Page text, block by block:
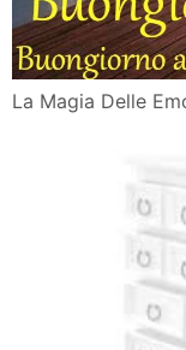
La Magia Delle